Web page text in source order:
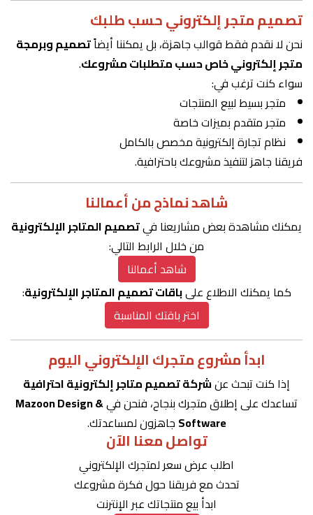
تصميم متجر إلكتروني حسب طلبك
نحن لا نقدم فقط قوالب جاهزة، بل يمكننا أيضاًتصميم وبرمجة
متجر إلكتروني خاص حسب متطلبات مشروعك.
سواء كنت ترغب في:
متجر بسيط لبيع المنتجات
متجر متقدم بميزات خاصة
نظام تجارة إلكترونية مخصص بالكامل
فريقنا جاهز لتنفيذ مشروعك باحترافية.
شاهد نماذج من أعمالنا
يمكنك مشاهدة بعض مشاريعنا فيتصميم المتاجر الإلكترونية
من خلال الرابط التالي:
شاهد أعمالنا
كما يمكنك الاطلاع علىباقات تصميم المتاجر الإلكترونية:
اختر باقتك المناسبة
ابدأ مشروع متجرك الإلكتروني اليوم
إذا كنت تبحث عنشركة تصميم متاجر إلكترونية احترافية
تساعدك على إطلاق متجرك بنجاح، فنحن فيMazoon Design &
Software جاهزون لمساعدتك.
تواصل معنا الآن
اطلب عرض سعر لمتجرك الإلكتروني
تحدث مع فريقنا حول فكرة مشروعك
ابدأ بيع منتجاتك عبر الإنترنت